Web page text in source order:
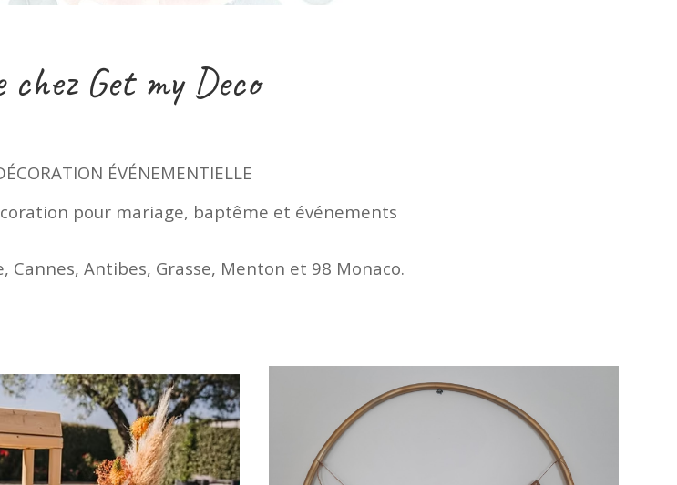
chez Get my Deco
ÉVÉNEMENTIELLE
pour mariage, baptême et événements
Cannes, Antibes, Grasse, Menton et 98 Monaco.